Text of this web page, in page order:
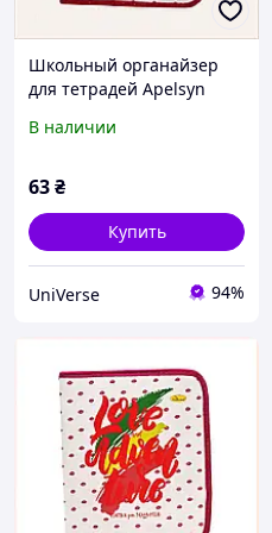
Школьный органайзер
для тетрадей Apelsyn
825ME93M11
В наличии
63₴
Купить
UniVerse 94%